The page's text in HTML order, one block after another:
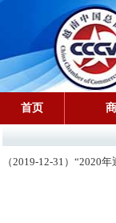
首页
（2019-12-31）“2020